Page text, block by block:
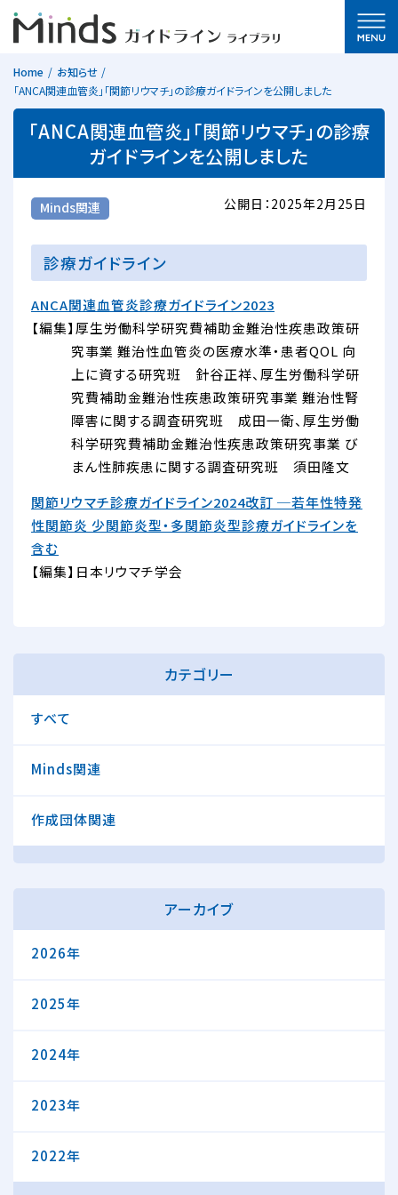
Home
お知らせ
「ANCA関連血管炎」「関節リウマチ」の診療ガイドラインを公開しました
「ANCA関連血管炎」「関節リウマチ」の診療
ガイドラインを公開しました
Minds関連 公開日：2025年2月25日
診療ガイドライン
ANCA関連血管炎診療ガイドライン2023
【編集】厚生労働科学研究費補助金難治性疾患政策研
究事業 難治性血管炎の医療水準・患者QOL 向
上に資する研究班 針谷正祥、厚生労働科学研
究費補助金難治性疾患政策研究事業 難治性腎
障害に関する調査研究班 成田一衛、厚生労働
科学研究費補助金難治性疾患政策研究事業 び
まん性肺疾患に関する調査研究班 須田隆文
関節リウマチ診療ガイドライン2024改訂 ─若年性特発
性関節炎 少関節炎型・多関節炎型診療ガイドラインを
含む
【編集】日本リウマチ学会
カテゴリー
すべて
Minds関連
作成団体関連
アーカイブ
2026年
2025年
2024年
2023年
2022年